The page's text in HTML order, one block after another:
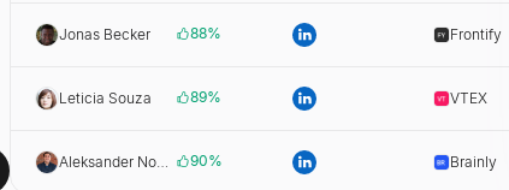
Jonas Becker 88% Frontify
Leticia Souza 89% VTEX
Aleksander Nowak 90% Brainly